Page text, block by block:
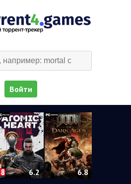
Войти
6.2 6.8